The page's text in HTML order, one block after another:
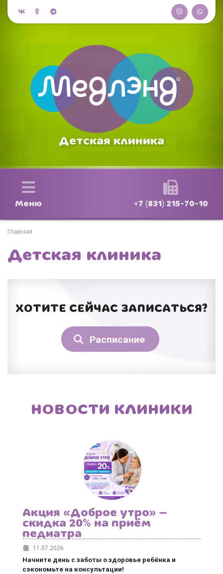
Детская клиника
Меню +7 (831) 215-70-10
Главная
Детская клиника
ХОТИТЕ СЕЙЧАС ЗАПИСАТЬСЯ?
Расписание
НОВОСТИ КЛИНИКИ
Акция «Доброе утро» —
скидка 20% на приём
педиатра
11.07.2026
Начните день с заботы о здоровье ребёнка и
сэкономьте на консультации!